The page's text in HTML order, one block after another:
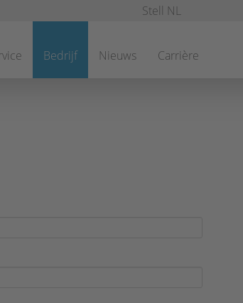
Bedrijf Nieuws
Carrière
Stell NL